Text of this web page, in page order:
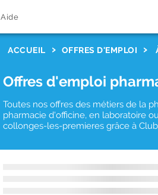
Aide
ACCUEIL OFFRES D'EMPLOI
Offres d'emploi
Toutes nos offres des métiers de la
pharmacie d'officine, en laboratoire
collonges-les-premieres grâce à Club